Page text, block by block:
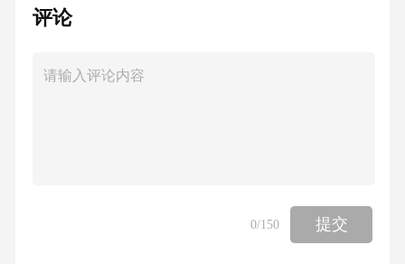
评论
0/150 提交